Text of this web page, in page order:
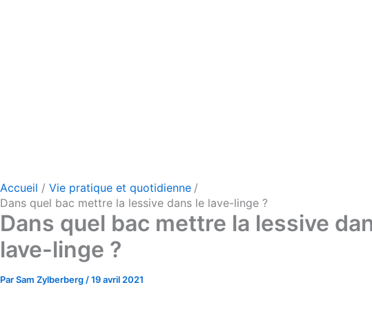
Accueil
Vie pratique et quotidienne
Dans quel bac mettre la lessive dans le lave-linge ?
Dans quel bac mettre la lessive
lave-linge ?
ParSam Zylberberg /19 avril 2021